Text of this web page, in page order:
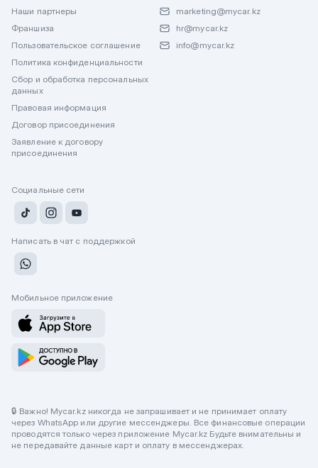
Наши партнеры
Франшиза
Пользовательское соглашение
Политика конфиденциальности
Сбор и обработка персональных
данных
Правовая информация
Договор присоединения
Заявление к договору
присоединения
marketing@mycar.kz
hr@mycar.kz
info@mycar.kz
Социальные сети
Написать в чат с поддержкой
Мобильное приложение
🔒 Важно! Mycar.kz никогда не запрашивает и не принимает оплату
через WhatsApp или другие мессенджеры. Все финансовые операции
проводятся только через приложение Mycar.kz Будьте внимательны и
не передавайте данные карт и оплату в мессенджерах.